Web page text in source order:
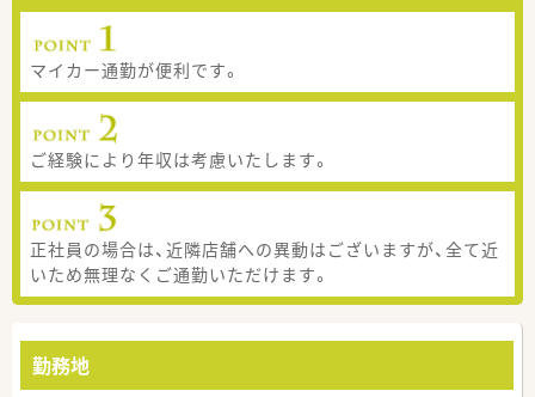
マイカー通勤が便利です。
ご経験により年収は考慮いたします。
正社員の場合は、近隣店舗への異動はございますが、全て近
いため無理なくご通勤いただけます。
勤務地